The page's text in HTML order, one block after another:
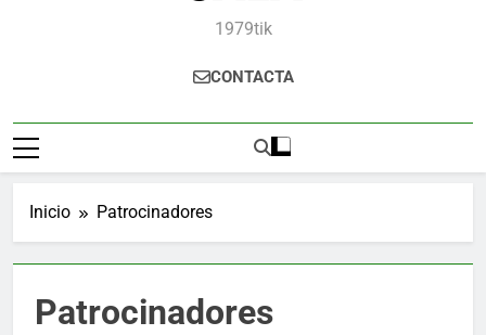
1979tik
CONTACTA
Inicio Patrocinadores
Patrocinadores